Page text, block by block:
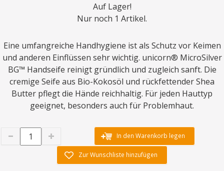
Auf Lager!
Nur noch 1 Artikel.
Eine umfangreiche Handhygiene ist als Schutz vor Keimen
und anderen Einflüssen sehr wichtig. unicorn® MicroSilver
BG™ Handseife reinigt gründlich und zugleich sanft. Die
cremige Seife aus Bio-Kokosöl und rückfettender Shea
Butter pflegt die Hände reichhaltig. Für jeden Hauttyp
geeignet, besonders auch für Problemhaut.
In den Warenkorb legen
Zur Wunschliste hinzufügen